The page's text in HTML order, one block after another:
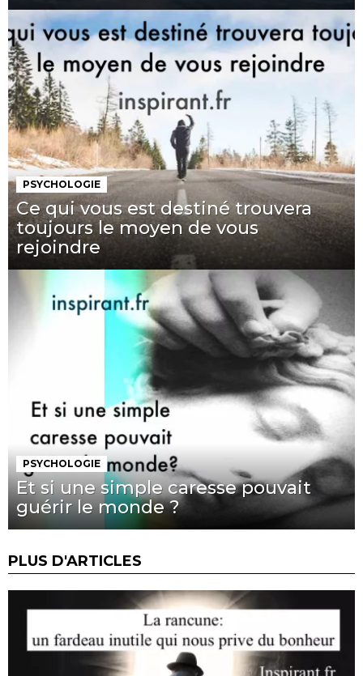
PSYCHOLOGIE
Ce qui vous est destiné trouvera
toujours le moyen de vous
rejoindre
PSYCHOLOGIE
Et si une simple caresse pouvait
guérir le monde ?
PLUS D'ARTICLES